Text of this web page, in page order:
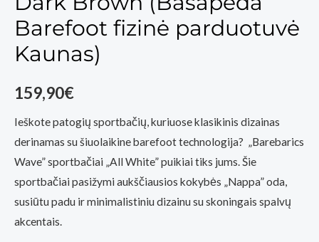
Barefoot fizinė parduotuvė
Kaunas)
159,90€
Ieškote patogių sportbačių, kuriuose klasikinis dizainas
derinamas su šiuolaikine barefoot technologija? „Barebarics
Wave” sportbačiai „All White” puikiai tiks jums. Šie
sportbačiai pasižymi aukščiausios kokybės „Nappa” oda,
susiūtu padu ir minimalistiniu dizainu su skoningais spalvų
akcentais.